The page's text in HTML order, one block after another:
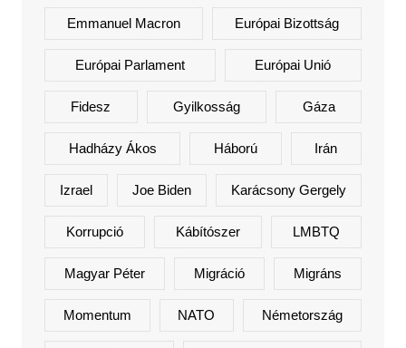
Emmanuel Macron Európai Bizottság
Európai Parlament Európai Unió
Fidesz Gyilkosság Gáza
Hadházy Ákos Háború Irán
Izrael Joe Biden Karácsony Gergely
Korrupció Kábítószer LMBTQ
Magyar Péter Migráció Migráns
Momentum NATO Németország